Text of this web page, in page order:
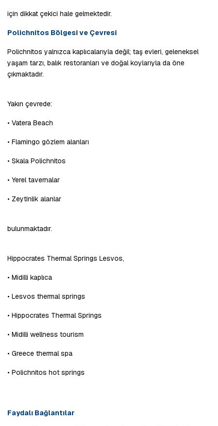
için dikkat çekici hale gelmektedir.
Polichnitos Bölgesi ve Çevresi
Polichnitos yalnızca kaplıcalarıyla değil; taş evleri, geleneksel
yaşam tarzı, balık restoranları ve doğal koylarıyla da öne
çıkmaktadır.
Yakın çevrede:
• Vatera Beach
• Flamingo gözlem alanları
• Skala Polichnitos
• Yerel tavernalar
• Zeytinlik alanlar
bulunmaktadır.
Hippocrates Thermal Springs Lesvos,
• Midilli kaplıca
• Lesvos thermal springs
• Hippocrates Thermal Springs
• Midilli wellness tourism
• Greece thermal spa
• Polichnitos hot springs
Faydalı Bağlantılar